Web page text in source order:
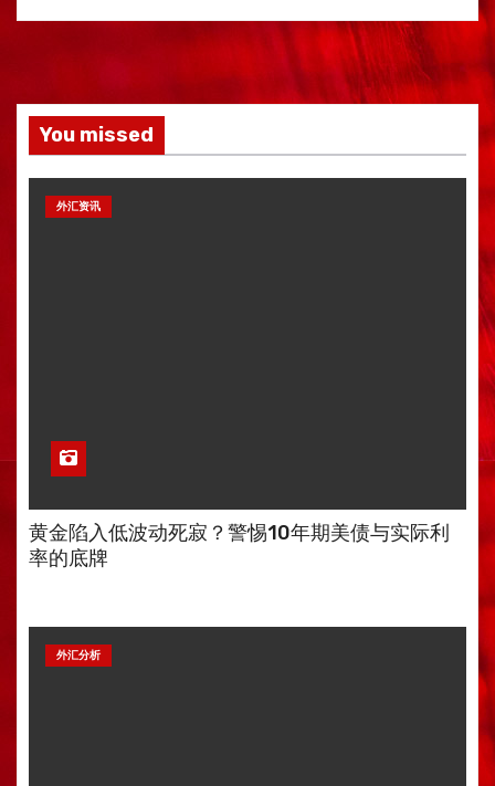
You missed
外汇资讯
黄金陷入低波动死寂？警惕10年期美债与实际利
率的底牌
外汇分析